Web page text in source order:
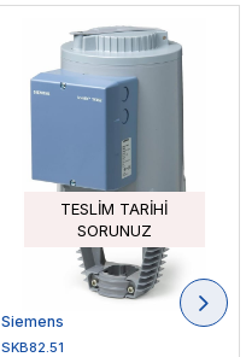
TESLIM TARIHI
SORUNUZ
Siemens
SKB82.51